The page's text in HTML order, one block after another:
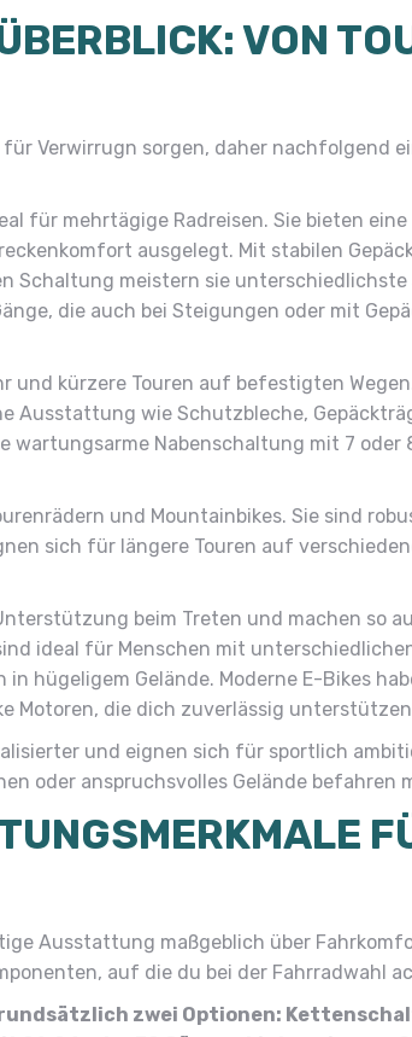
VON
Verwirrugn sorgen, daher nachfolgend
für mehrtägige Radreisen. Sie bieten
ausgelegt. Mit stabilen
Schaltung meistern sie unterschiedlichste
die auch bei Steigungen oder mit
kürzere Touren auf befestigten
Ausstattung wie Schutzbleche,
wartungsarme Nabenschaltung mit 7 oder
und Mountainbikes. Sie sind
sich für längere Touren auf
beim Treten und machen so
ideal für Menschen mit
hügeligem Gelände. Moderne E-Bikes
Motoren, die dich zuverlässig
und eignen sich für sportlich
oder anspruchsvolles Gelände befahren
Ausstattung maßgeblich über
auf die du bei der Fahrradwahl
zwei Optionen: